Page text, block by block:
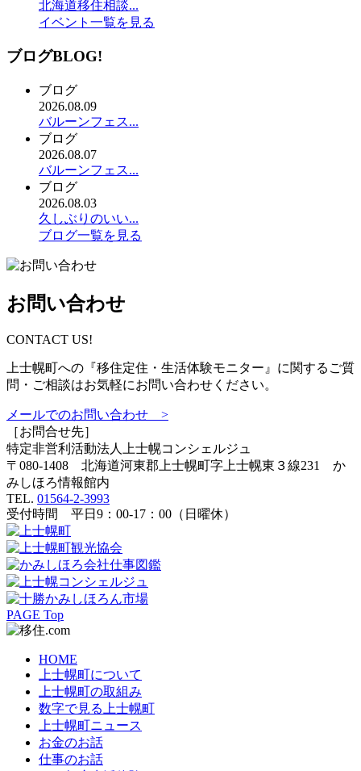
北海道移住相談...
イベント一覧を見る
ブログBLOG!
ブログ
2026.08.09
バルーンフェス...
ブログ
2026.08.07
バルーンフェス...
ブログ
2026.08.03
久しぶりのいい...
ブログ一覧を見る
お問い合わせ
CONTACT US!
上士幌町への『移住定住・生活体験モニター』に関するご質
問・ご相談はお気軽にお問い合わせください。
メールでのお問い合わせ >
［お問合せ先］
特定非営利活動法人
上士幌コンシェルジュ
〒080-1408 北海道河東郡上士幌町字上士幌東３線231 か
みしほろ情報館内
TEL. 01564-2-3993
受付時間 平日9：00-17：00（日曜休）
PAGE Top
HOME
上士幌町について
上士幌町の取組み
数字で見る上士幌町
上士幌町ニュース
お金のお話
仕事のお話